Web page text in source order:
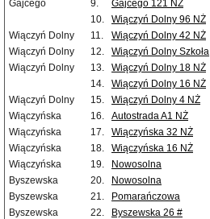
Gajcego
9. Gajcego 121 NŻ
10.
Wiączyń Dolny 96 NŻ
Wiączyń Dolny
11. Wiączyń Dolny 42 NŻ
Wiączyń Dolny
12. Wiączyń Dolny Szkoła
Wiączyń Dolny
13. Wiączyń Dolny 18 NŻ
14.
Wiączyń Dolny 16 NŻ
Wiączyń Dolny
15. Wiączyń Dolny 4 NŻ
Wiączyńska
16. Autostrada A1 NŻ
Wiączyńska
17. Wiączyńska 32 NŻ
Wiączyńska
18. Wiączyńska 16 NŻ
Wiączyńska
19. Nowosolna
Byszewska
20. Nowosolna
Byszewska
21.
Pomarańczowa
Byszewska
22.
Byszewska 26 #